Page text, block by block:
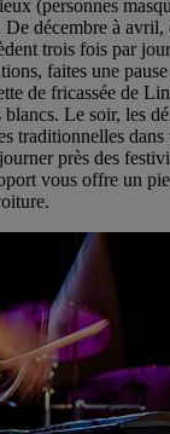
(personnes
De décembre à avril,
trois fois par
faites une
de fricassée de
blancs. Le soir, les
traditionnelles dans
près des
vous offre un